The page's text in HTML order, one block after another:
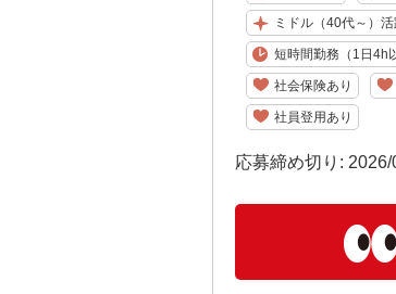
ミドル（40代～）活
短時間勤務（1日4h
社会保険あり
社員登用あり
応募締め切り: